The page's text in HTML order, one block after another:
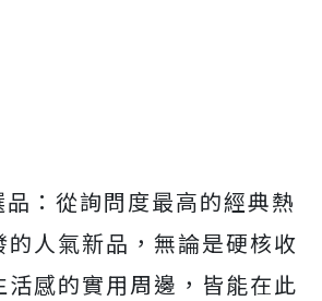
品：從詢問度最高的經典熱
人氣新品，無論是硬核收
感的實用周邊，皆能在此